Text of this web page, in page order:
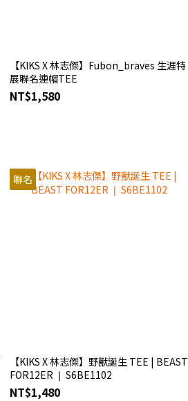
【KIKS X 林志傑】Fubon_braves 生涯特
展聯名連帽TEE
NT$1,580
聯名
【KIKS X 林志傑】野獸誕生 TEE | BEAST
FOR12ER ❘ S6BE1102
NT$1,480